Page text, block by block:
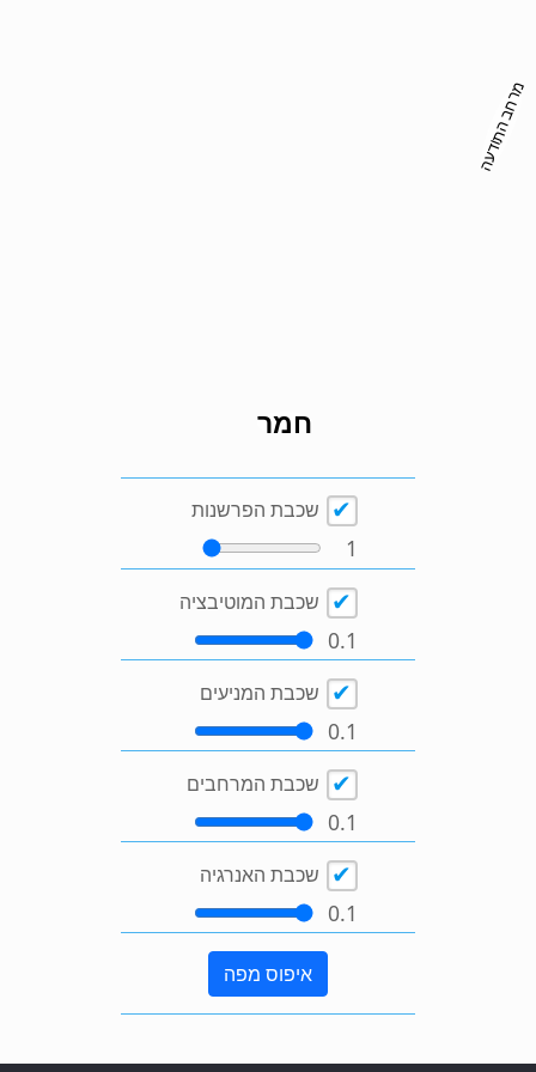
שכבת הפרשנות
1
שכבת המוטיבציה
0.1
שכבת המניעים
0.1
שכבת המרחבים
0.1
שכבת האנרגיה
0.1
איפוס מפה
חמר
מרחב התודעה